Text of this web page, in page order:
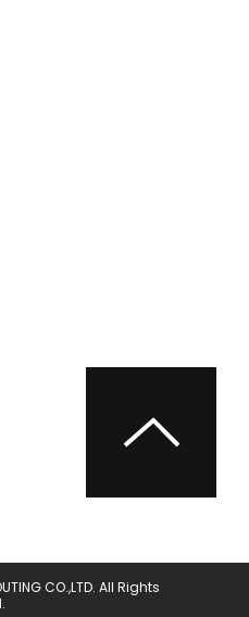
CO.,LTD. All Rights